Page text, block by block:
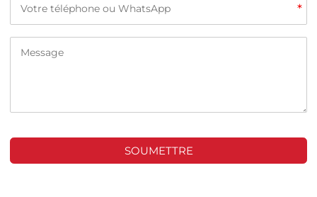
*
SOUMETTRE